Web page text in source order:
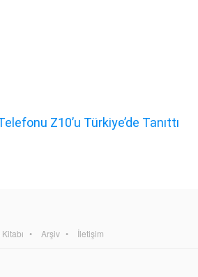
Z10’u Türkiye’de Tanıttı
Arşiv İletişim